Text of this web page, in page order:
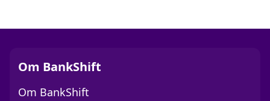
Om BankShift
Om BankShift